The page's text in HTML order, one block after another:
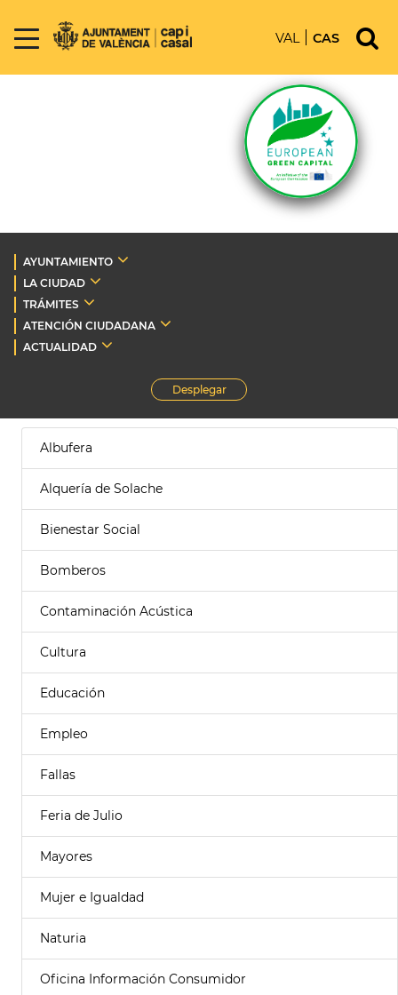
VAL CAS
AYUNTAMIENTO
LA CIUDAD
TRÁMITES
ATENCIÓN CIUDADANA
ACTUALIDAD
Desplegar
Albufera
Alquería de Solache
Bienestar Social
Bomberos
Contaminación Acústica
Cultura
Educación
Empleo
Fallas
Feria de Julio
Mayores
Mujer e Igualdad
Naturia
Oficina Información Consumidor